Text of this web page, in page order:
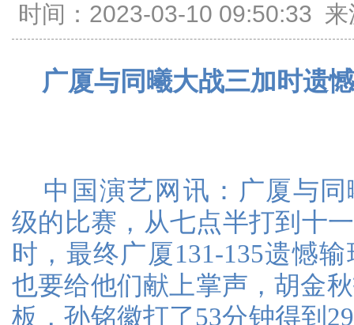
时间：2023-03-10 09:50:33
广厦与同曦大战三加时遗
中国演艺网讯： 广厦与
级的比赛，从七点半打到十
时，最终广厦131-135遗憾
也要给他们献上掌声，胡金
板，孙铭徽打了53分钟得到